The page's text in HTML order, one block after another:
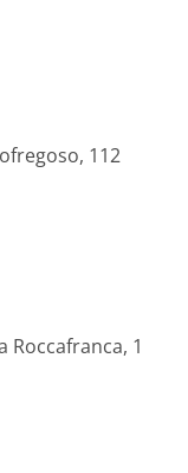
112
Roccafranca, 1